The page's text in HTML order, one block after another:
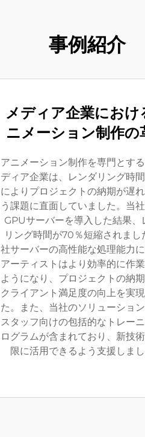
事例紹介
メディア企業におけ
ニメーション制作の
アニメーション制作を専門とす
ディア企業は、レンダリング時
によりプロジェクトの納期が遅
う課題に直面していました。当
GPUサーバーを導入した結果、
リング時間が70％短縮されまし
社サーバーの高性能な処理能力に
アーティストはより効率的に作
ようになり、プロジェクトの納
クライアント満足度の向上を実
た。また、当社のソリューション
スタッフ向けの包括的なトレー
ログラムが含まれており、新技
限に活用できるよう支援しまし